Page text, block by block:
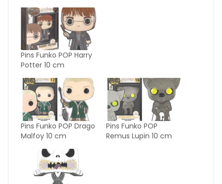
Pins Funko POP Harry
Potter 10 cm
Pins Funko POP Drago
Malfoy 10 cm
Pins Funko POP
Remus Lupin 10 cm